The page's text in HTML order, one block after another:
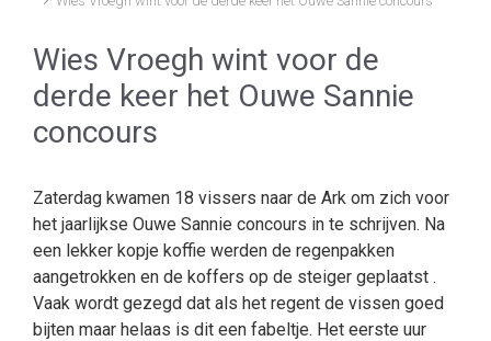
Wies Vroegh wint voor de
derde keer het Ouwe Sannie
concours
Zaterdag kwamen 18 vissers naar de Ark om zich voor
het jaarlijkse Ouwe Sannie concours in te schrijven. Na
een lekker kopje koffie werden de regenpakken
aangetrokken en de koffers op de steiger geplaatst .
Vaak wordt gezegd dat als het regent de vissen goed
bijten maar helaas is dit een fabeltje. Het eerste uur